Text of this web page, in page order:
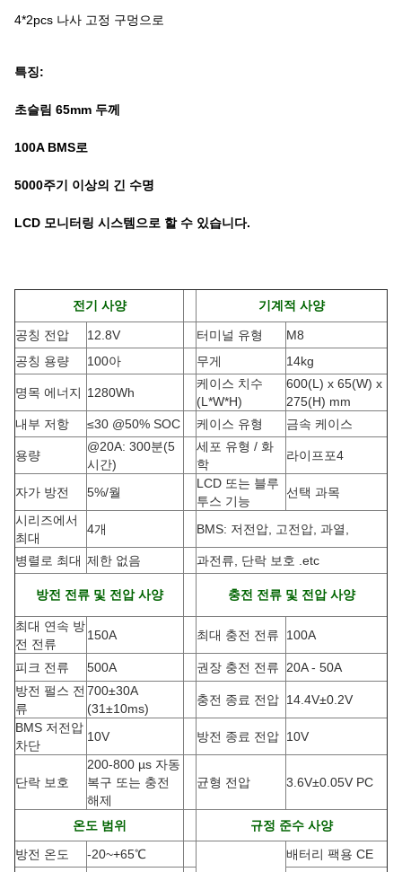
4*2pcs 나사 고정 구멍으로
특징:
초슬림 65mm 두께
100A BMS로
5000주기 이상의 긴 수명
LCD 모니터링 시스템으로 할 수 있습니다.
전기 사양 기계적 사양
공칭 전압 12.8V 터미널 유형
M8
공칭 용량
100아 무게 14kg
명목 에너지 1280Wh
케이스 치수
(L*W*H)
600(L) x 65(W) x
275(H) mm
내부 저항
≤30 @50% SOC 케이스 유형 금속 케이스
용량
@20A: 300분(5
시간)
세포 유형 / 화
학
라이프포4
자가 방전 5%/월
LCD 또는 블루
투스 기능
선택 과목
시리즈에서
최대
4개 BMS: 저전압, 고전압, 과열,
병렬로 최대 제한 없음 과전류, 단락 보호 .etc
방전 전류 및 전압 사양 충전 전류 및 전압 사양
최대 연속 방
전 전류
150A 최대 충전 전류 100A
피크 전류 500A 권장 충전 전류
20A - 50A
방전 펄스 전
류
700±30A
(31±10ms)
충전 종료 전압 14.4V±0.2V
BMS 저전압
차단
10V 방전 종료 전압 10V
단락 보호
200-800 µs 자동
복구 또는 충전
해제
균형 전압 3.6V±0.05V PC
온도 범위
규정 준수 사양
방전 온도
-20~+65℃
배터리 팩용 CE